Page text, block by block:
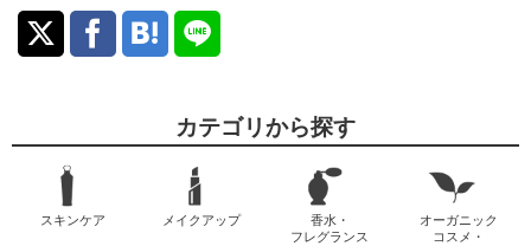
カテゴリから探す
スキンケア メイクアップ
香水・
フレグランス
オーガニック
コスメ・